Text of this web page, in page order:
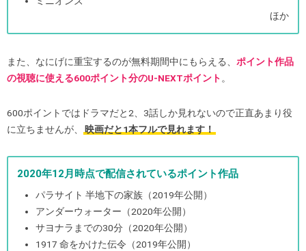
ほか
また、なにげに重宝するのが無料期間中にもらえる、 ポイント作品
の視聴に使える600ポイント分のU-NEXTポイント 。
600ポイントではドラマだと2、3話しか見れないので正直あまり役
に立ちませんが、
映画だと1本フルで見れます！
2020年12月時点で配信されているポイント作品
パラサイト 半地下の家族（2019年公開）
アンダーウォーター（2020年公開）
サヨナラまでの30分（2020年公開）
1917 命をかけた伝令（2019年公開）